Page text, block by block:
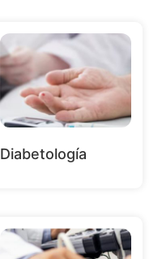
Diabetología